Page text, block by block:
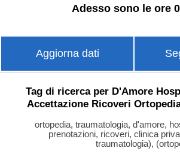
Adesso sono le ore
Aggiorna dati
Tag di ricerca per D'Amore
Accettazione Ricoveri
ortopedia, traumatologia, d'amore,
prenotazioni, ricoveri, clinica
traumatologia),